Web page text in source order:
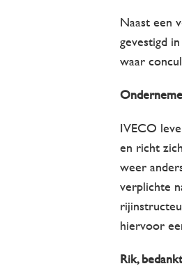
Naast een
gevestigd
waar
IVECO
en richt
weer
verplichte
hiervoor
Rik,